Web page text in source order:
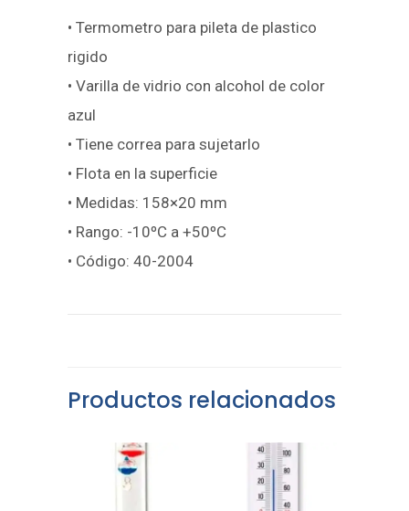
• Termometro para pileta de plastico
rigido
• Varilla de vidrio con alcohol de color
azul
• Tiene correa para sujetarlo
• Flota en la superficie
• Medidas: 158×20 mm
• Rango: -10ºC a +50ºC
• Código: 40-2004
Productos relacionados